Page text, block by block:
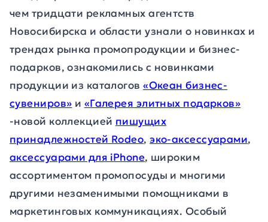
чем тридцати рекламных агентств
Новосибирска и области узнали о новинках и
трендах рынка промопродукции и бизнес-
подарков, ознакомились с новинками
продукции из каталогов«Океан бизнес-
сувениров» и «Галерея элитных подарков»
-новой коллекцией пишущих
принадлежностей Rodeo,эко-аксессуарами,
аксессуарами для iPhone, широким
ассортиментом промопосуды и многими
другими незаменимыми помощниками в
маркетинговых коммуникациях. Особый